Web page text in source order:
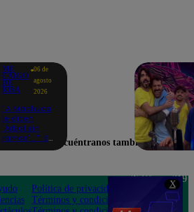
X
ME
CAIGO
DE
RISA
06 de
agosto
2026
"A Machuca
le dicen
'Árbol sin
ramas'...": El
hizo
explotar de
risa a todos
Encuéntranos también en
Política de privacidad
Términos y condiciones
Teléfono: 219
Av. San